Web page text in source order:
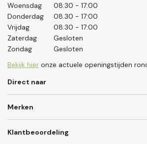
Woensdag
08:30 - 17:00
Donderdag
08.30 - 17:00
Vrijdag
08:30 - 17:00
Zaterdag
Gesloten
Zondag
Gesloten
Bekijk hier onze actuele openingstijden
Direct naar
Merken
Klantbeoordeling